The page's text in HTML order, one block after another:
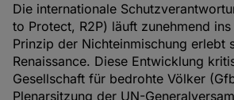
Die internationale
to Protect, R2P) läuft zunehmend
Prinzip der Nichteinmischung erlebt
Renaissance. Diese Entwicklung
Gesellschaft für bedrohte Völker
Plenarsitzung der UN-